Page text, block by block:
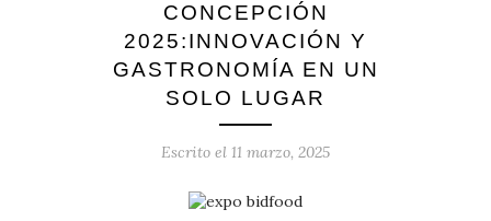
CONCEPCIÓN
2025:INNOVACIÓN Y
GASTRONOMÍA EN UN
SOLO LUGAR
Escrito el 11 marzo, 2025